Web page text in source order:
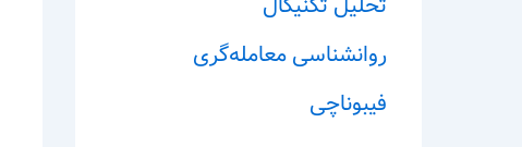
روانشناسی معامله‌گری
فیبوناچی